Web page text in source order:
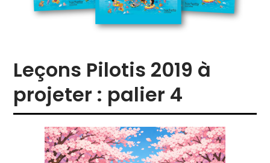
Leçons Pilotis 2019 à
projeter : palier 4